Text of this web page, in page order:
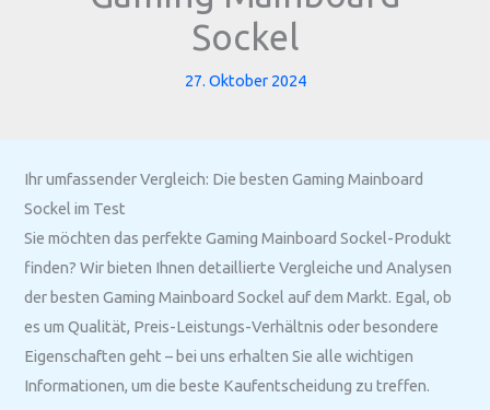
Sockel
27. Oktober 2024
Ihr umfassender Vergleich: Die besten Gaming Mainboard
Sockel im Test
Sie möchten das perfekte Gaming Mainboard Sockel-Produkt
finden? Wir bieten Ihnen detaillierte Vergleiche und Analysen
der besten Gaming Mainboard Sockel auf dem Markt. Egal, ob
es um Qualität, Preis-Leistungs-Verhältnis oder besondere
Eigenschaften geht – bei uns erhalten Sie alle wichtigen
Informationen, um die beste Kaufentscheidung zu treffen.